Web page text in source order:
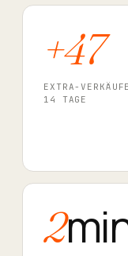
+47
EXTRA-
14 TAGE
2